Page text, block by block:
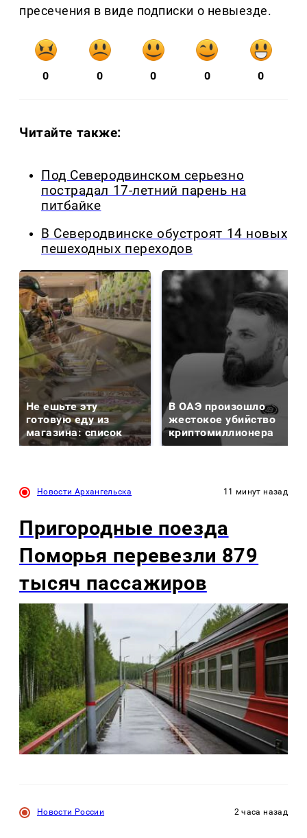
пресечения в виде подписки о невыезде.
0 0 0 0 0
Читайте также:
Под Северодвинском серьезно
пострадал 17-летний парень на
питбайке
В Северодвинске обустроят 14 новых
пешеходных переходов
Не ешьте эту
готовую еду из
магазина: список
В ОАЭ произошло
жестокое убийство
криптомиллионера
Новости Архангельска 11 минут назад
Пригородные поезда
Поморья перевезли 879
тысяч пассажиров
Новости России 2 часа назад